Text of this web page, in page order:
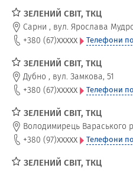
ЗЕЛЕНИЙ СВІТ, ТКЦ
Сарни , вул. Ярослава
+380 (67)xxxxx Телефони
ЗЕЛЕНИЙ СВІТ, ТКЦ
Дубно , вул. Замкова, 51
+380 (67)xxxxx Телефони
ЗЕЛЕНИЙ СВІТ, ТКЦ
Володимирець Вараського
+380 (97)xxxxx Телефони
ЗЕЛЕНИЙ СВІТ, ТКЦ